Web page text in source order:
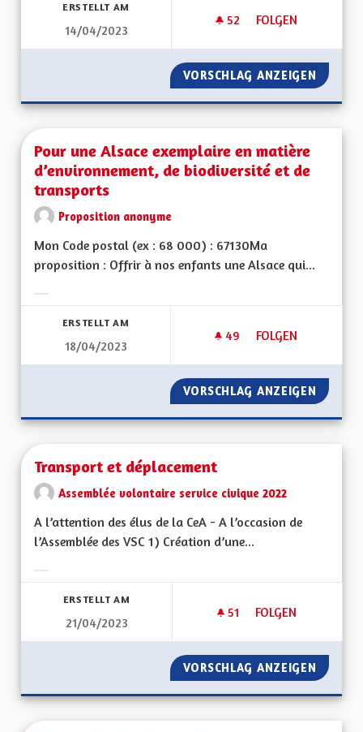
ERSTELLT AM
14/04/2023
52 52 FOLLOWER
FOLGEN
DÉVELOPPER LE
VORSCHLAG ANZEIGEN
Pour une Alsace exemplaire en matière
d’environnement, de biodiversité et de
transports
Proposition anonyme
Mon Code postal (ex : 68 000) : 67130Ma
proposition : Offrir à nos enfants une Alsace qui...
ERSTELLT AM
18/04/2023
49 49 FOLLOWER
FOLGEN
POUR UNE
VORSCHLAG ANZEIGEN POUR
Transport et déplacement
Assemblée volontaire service civique 2022
A l’attention des élus de la CeA - A l’occasion de
l’Assemblée des VSC 1) Création d’une...
ERSTELLT AM
21/04/2023
51 51 FOLLOWER
FOLGEN
TRANSPORT ET
VORSCHLAG ANZEIGEN